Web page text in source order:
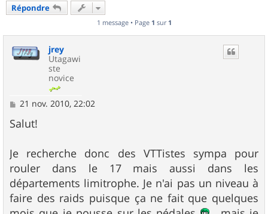
Répondre
1 message • Page 1 sur 1
jrey
Utagawi
ste
novice
M
s
s
g
e
21 nov. 2010, 22:02
Salut!
Je recherche donc des VTTistes sympa pour
rouler dans le 17 mais aussi dans les
départements limitrophe. Je n'ai pas un niveau à
faire des raids puisque ça ne fait que quelques